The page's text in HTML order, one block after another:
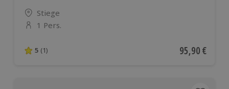
Standort
Stiege
Anzahl der Teilnehmer
1 Pers.
5 von 5 Sternen basierend auf 1 Bewertungen
5 (1) Aktueller
95,90 €